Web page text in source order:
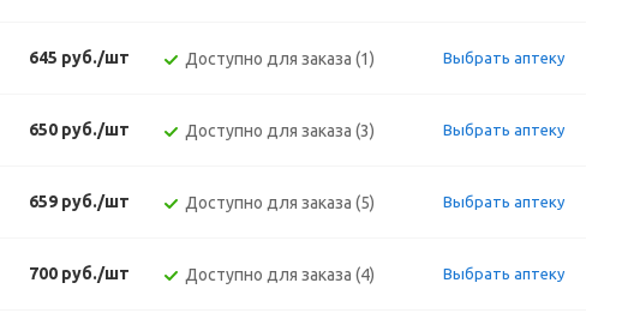
645 руб./шт Доступно для заказа (1) Выбрать аптеку
650 руб./шт Доступно для заказа (3) Выбрать аптеку
659 руб./шт Доступно для заказа (5) Выбрать аптеку
700 руб./шт Доступно для заказа (4) Выбрать аптеку